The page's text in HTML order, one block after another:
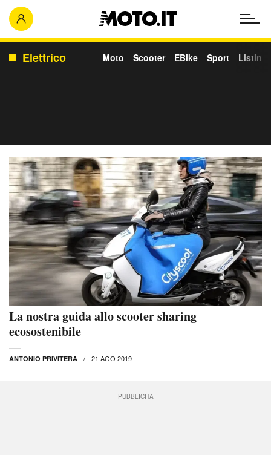
Elettrico Moto Scooter EBike Sport Listino
La nostra guida allo scooter sharing
ecosostenibile
ANTONIO PRIVITERA 21 AGO 2019
PUBBLICITÀ